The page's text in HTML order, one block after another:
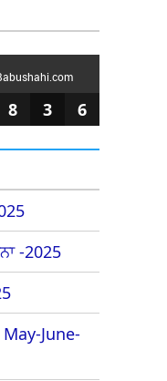
8 3 6
-2025
June-